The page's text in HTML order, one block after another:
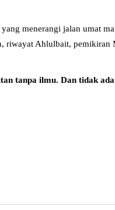
menerangi jalan umat
riwayat Ahlulbait,
tanpa ilmu. Dan tidak